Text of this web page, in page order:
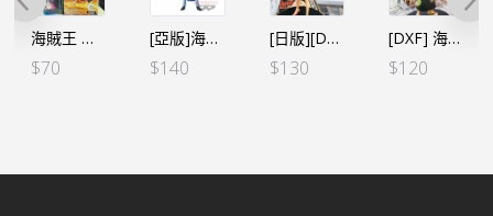
海賊王 WCF -好敵手-C路基
$70
[亞版]海賊王DXF～THE GRANDLINE MEN～和之國 vol.19 特拉法爾嘉·D·沃特爾·羅
$140
[日版][DXF] 海賊王 THE GRANDLINE SERIES～和之國 小忍 美女版 (日)
$130
[DXF] 海賊王 THE GRANDLINE SERIES～和之國 浴衣造型 卓洛（行）
$120